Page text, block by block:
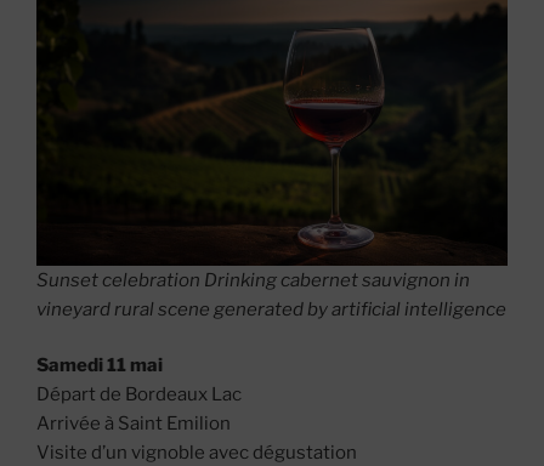
Sunset celebration Drinking cabernet sauvignon in
vineyard rural scene generated by artificial intelligence
Samedi 11 mai
Départ de Bordeaux Lac
Arrivée à Saint Emilion
Visite d’un vignoble avec dégustation